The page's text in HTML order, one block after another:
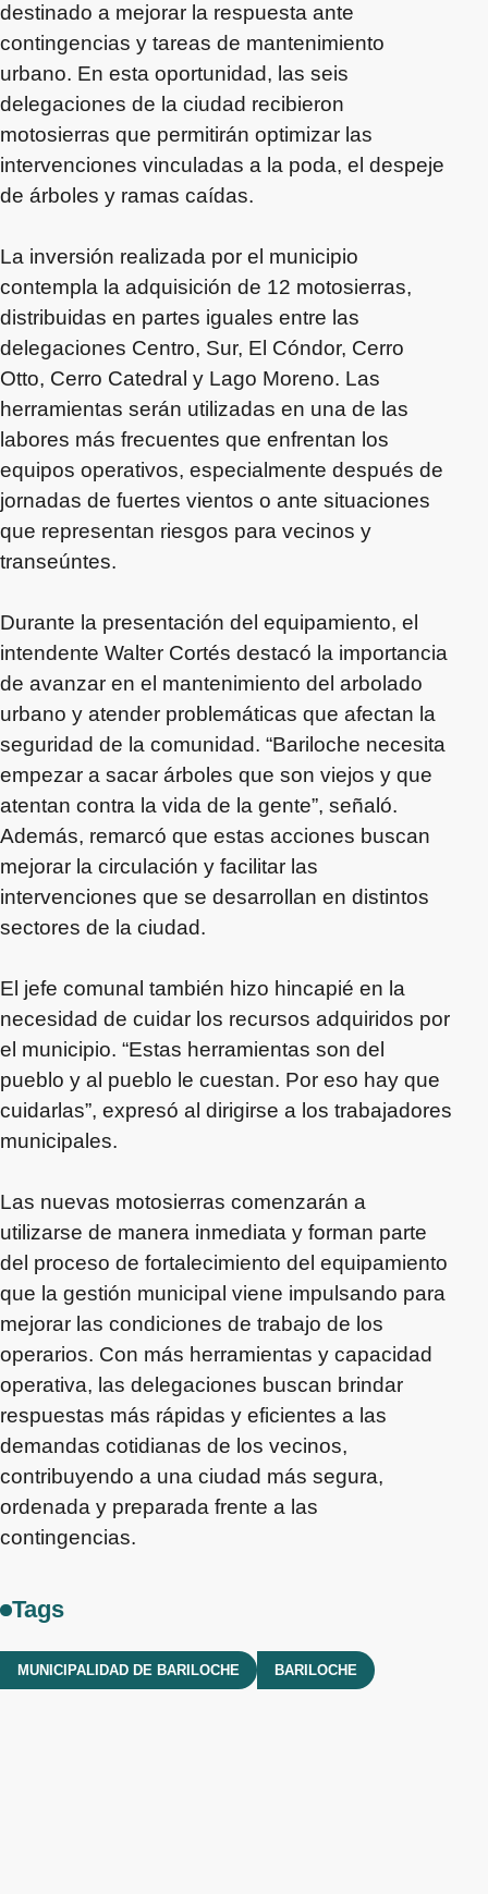
destinado a mejorar la respuesta ante
contingencias y tareas de mantenimiento
urbano. En esta oportunidad, las seis
delegaciones de la ciudad recibieron
motosierras que permitirán optimizar las
intervenciones vinculadas a la poda, el despeje
de árboles y ramas caídas.
La inversión realizada por el municipio
contempla la adquisición de 12 motosierras,
distribuidas en partes iguales entre las
delegaciones Centro, Sur, El Cóndor, Cerro
Otto, Cerro Catedral y Lago Moreno. Las
herramientas serán utilizadas en una de las
labores más frecuentes que enfrentan los
equipos operativos, especialmente después de
jornadas de fuertes vientos o ante situaciones
que representan riesgos para vecinos y
transeúntes.
Durante la presentación del equipamiento, el
intendente Walter Cortés destacó la importancia
de avanzar en el mantenimiento del arbolado
urbano y atender problemáticas que afectan la
seguridad de la comunidad. “Bariloche necesita
empezar a sacar árboles que son viejos y que
atentan contra la vida de la gente”, señaló.
Además, remarcó que estas acciones buscan
mejorar la circulación y facilitar las
intervenciones que se desarrollan en distintos
sectores de la ciudad.
El jefe comunal también hizo hincapié en la
necesidad de cuidar los recursos adquiridos por
el municipio. “Estas herramientas son del
pueblo y al pueblo le cuestan. Por eso hay que
cuidarlas”, expresó al dirigirse a los trabajadores
municipales.
Las nuevas motosierras comenzarán a
utilizarse de manera inmediata y forman parte
del proceso de fortalecimiento del equipamiento
que la gestión municipal viene impulsando para
mejorar las condiciones de trabajo de los
operarios. Con más herramientas y capacidad
operativa, las delegaciones buscan brindar
respuestas más rápidas y eficientes a las
demandas cotidianas de los vecinos,
contribuyendo a una ciudad más segura,
ordenada y preparada frente a las
contingencias.
Tags
MUNICIPALIDAD DE BARILOCHE BARILOCHE